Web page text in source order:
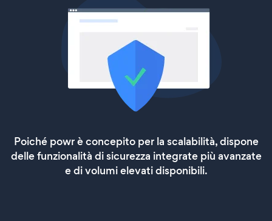
Poiché powr è concepito per la scalabilità, dispone
delle funzionalità di sicurezza integrate più avanzate
e di volumi elevati disponibili.